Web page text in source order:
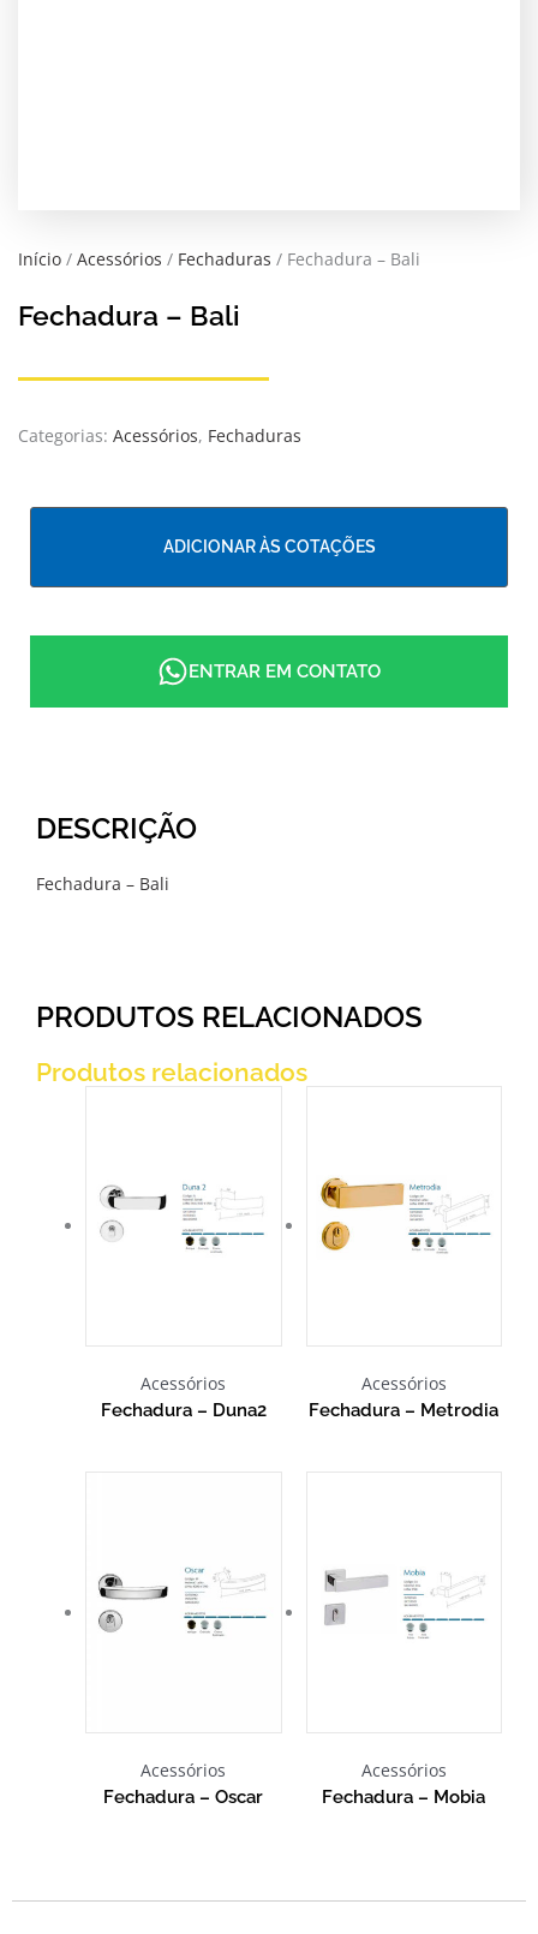
Início / Acessórios / Fechaduras / Fechadura – Bali
Fechadura – Bali
Categorias: Acessórios, Fechaduras
ADICIONAR ÀS COTAÇÕES
ENTRAR EM CONTATO
DESCRIÇÃO
Fechadura – Bali
PRODUTOS RELACIONADOS
Produtos relacionados
Acessórios
Fechadura – Duna2
Acessórios
Fechadura – Metrodia
Acessórios
Fechadura – Oscar
Acessórios
Fechadura – Mobia